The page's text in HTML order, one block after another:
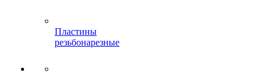
Пластины
резьбонарезные